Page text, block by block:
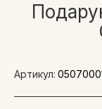
Артикул: